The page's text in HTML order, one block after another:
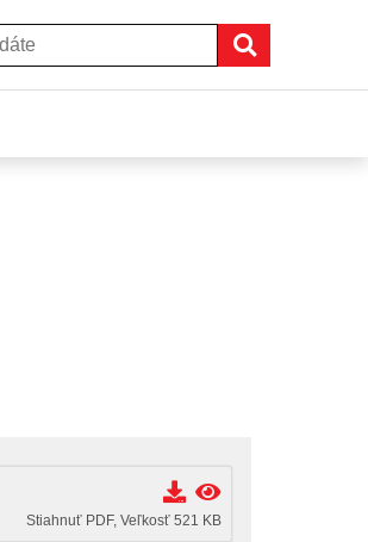
Stiahnuť PDF, Veľkosť 521 KB